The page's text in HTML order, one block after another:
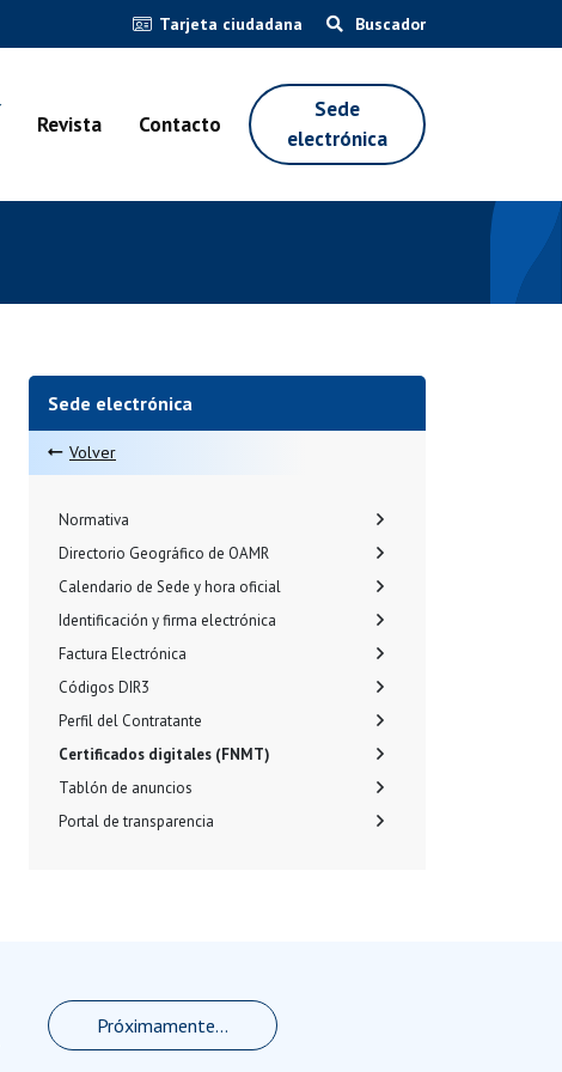
Tarjeta ciudadana Buscador
Revista Contacto
Sede
electrónica
Sede electrónica
Volver
Normativa
Directorio Geográfico de OAMR
Calendario de Sede y hora oficial
Identificación y firma electrónica
Factura Electrónica
Códigos DIR3
Perfil del Contratante
Certificados digitales (FNMT)
Tablón de anuncios
Portal de transparencia
Próximamente...